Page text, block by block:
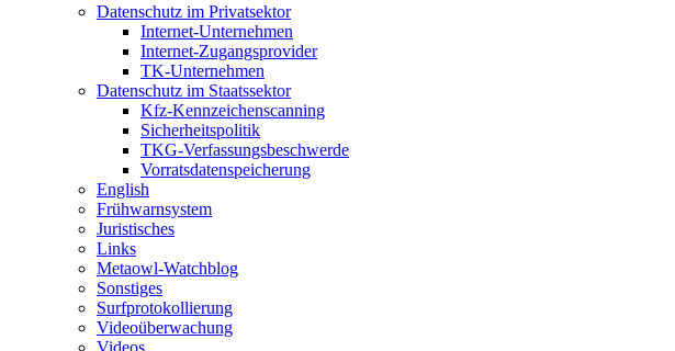
Datenschutz im Privatsektor
Internet-Unternehmen
Internet-Zugangsprovider
TK-Unternehmen
Datenschutz im Staatssektor
Kfz-Kennzeichenscanning
Sicherheitspolitik
TKG-Verfassungsbeschwerde
Vorratsdatenspeicherung
English
Frühwarnsystem
Juristisches
Links
Metaowl-Watchblog
Sonstiges
Surfprotokollierung
Videoüberwachung
Videos